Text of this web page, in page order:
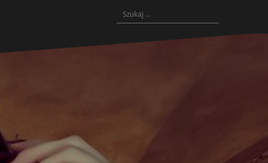
Szukaj: